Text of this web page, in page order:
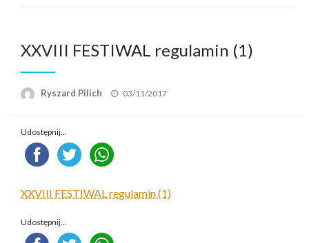
XXVIII FESTIWAL regulamin (1)
Ryszard Pilich
Opublikowane
03/11/2017
Udostępnij...
XXVIII FESTIWAL regulamin (1)
Udostępnij...